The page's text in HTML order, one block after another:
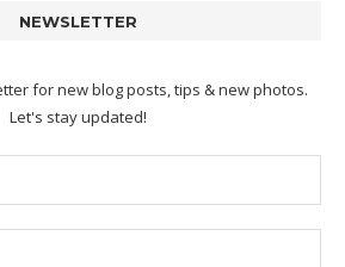
NEWSLETTER
for new blog posts, tips & new photos.
Let's stay updated!